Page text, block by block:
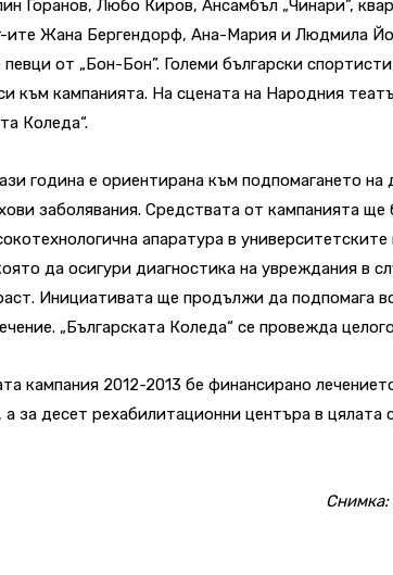
Горанов, Любо Киров, Ансамбъл „Чинари”,
ите Жана Бергендорф, Ана-Мария и Людмила
от „Бон-Бон”. Големи български
към кампанията. На сцената на Народния
Коледа“.
година е ориентирана към подпомагането на
заболявания. Средствата от кампанията ще
апаратура в университетските
да осигури диагностика на увреждания в
Инициативата ще продължи да подпомага
„Българската Коледа“ се провежда
кампания 2012-2013 бе финансирано
за десет рехабилитационни центъра в цялата
Снимкa: